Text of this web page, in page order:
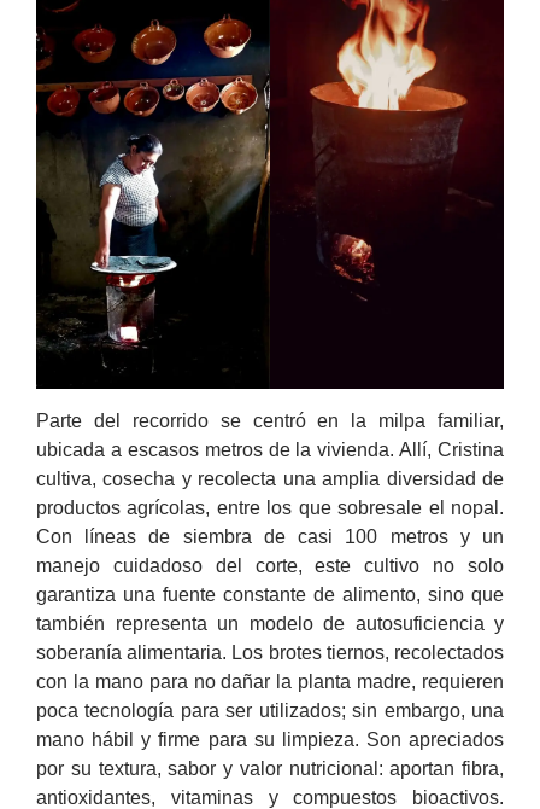
Parte del recorrido se centró en la milpa familiar,
ubicada a escasos metros de la vivienda. Allí, Cristina
cultiva, cosecha y recolecta una amplia diversidad de
productos agrícolas, entre los que sobresale el nopal.
Con líneas de siembra de casi 100 metros y un
manejo cuidadoso del corte, este cultivo no solo
garantiza una fuente constante de alimento, sino que
también representa un modelo de autosuficiencia y
soberanía alimentaria. Los brotes tiernos, recolectados
con la mano para no dañar la planta madre, requieren
poca tecnología para ser utilizados; sin embargo, una
mano hábil y firme para su limpieza. Son apreciados
por su textura, sabor y valor nutricional: aportan fibra,
antioxidantes, vitaminas y compuestos bioactivos.